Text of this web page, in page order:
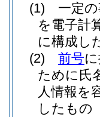
(1)
一定
を電子計
に構成し
(2)
前号
ために氏
人情報を
したもの